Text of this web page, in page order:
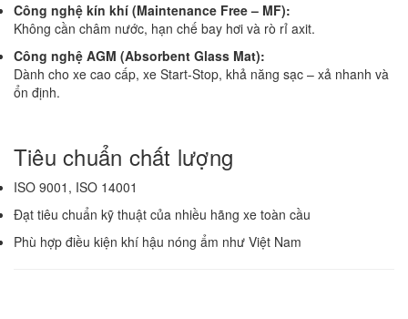
Công nghệ kín khí (Maintenance Free – MF):
Không cần châm nước, hạn chế bay hơi và rò rỉ axit.
Công nghệ AGM (Absorbent Glass Mat):
Dành cho xe cao cấp, xe Start-Stop, khả năng sạc – xả nhanh và
ổn định.
Tiêu chuẩn chất lượng
ISO 9001, ISO 14001
Đạt tiêu chuẩn kỹ thuật của nhiều hãng xe toàn cầu
Phù hợp điều kiện khí hậu nóng ẩm như Việt Nam